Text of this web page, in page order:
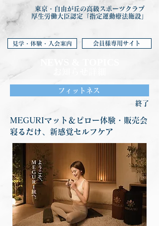
東京・自由が丘の高級スポーツクラブ
厚生労働大臣認定「指定運動療法施設」
見学・体験・入会案内 会員様専用サイト
フィットネス
終了
MEGURIマット＆ピロー体験・販売会
寝るだけ、新感覚セルフケア